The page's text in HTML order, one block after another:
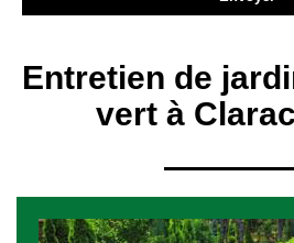
Entretien de
vert à